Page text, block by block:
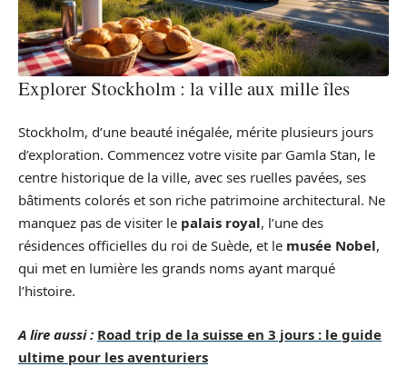
Explorer Stockholm : la ville aux mille îles
Stockholm, d’une beauté inégalée, mérite plusieurs jours
d’exploration. Commencez votre visite par Gamla Stan, le
centre historique de la ville, avec ses ruelles pavées, ses
bâtiments colorés et son riche patrimoine architectural. Ne
manquez pas de visiter le palais royal, l’une des
résidences officielles du roi de Suède, et le musée Nobel,
qui met en lumière les grands noms ayant marqué
l’histoire.
A lire aussi : Road trip de la suisse en 3 jours : le guide
ultime pour les aventuriers